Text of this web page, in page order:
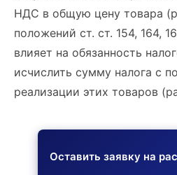
НДС в общую цену товара
положений ст. ст. 154, 164,
влияет на обязанность
исчислить сумму налога с
реализации этих товаров
Оставить заявку на